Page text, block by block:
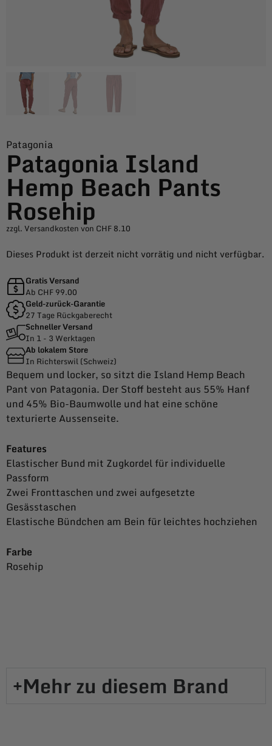
Patagonia
Patagonia Island
Hemp Beach Pants
Rosehip
zzgl. Versandkosten von CHF 8.10
Dieses Produkt ist derzeit nicht vorrätig und nicht verfügbar.
Gratis Versand
Ab CHF 99.00
Geld-zurück-Garantie
27 Tage Rückgaberecht
Schneller Versand
In 1 - 3 Werktagen
Ab lokalem Store
In Richterswil (Schweiz)
Bequem und locker, so sitzt die Island Hemp Beach
Pant von Patagonia. Der Stoff besteht aus 55% Hanf
und 45% Bio-Baumwolle und hat eine schöne
texturierte Aussenseite.
Features
Elastischer Bund mit Zugkordel für individuelle
Passform
Zwei Fronttaschen und zwei aufgesetzte
Gesässtaschen
Elastische Bündchen am Bein für leichtes hochziehen
Farbe
Rosehip
Mehr zu diesem Brand​